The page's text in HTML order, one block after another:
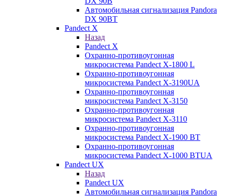
Автомобильная сигнализация Pandora
DX 90BT
Pandect X
Назад
Pandect X
Охранно-противоугонная
микросистема Pandect X-1800 L
Охранно-противоугонная
микросистема Pandect X-3190UA
Охранно-противоугонная
микросистема Pandect X-3150
Охранно-противоугонная
микросистема Pandect X-3110
Охранно-противоугонная
микросистема Pandect X-1900 BT
Охранно-противоугонная
микросистема Pandect X-1000 BTUA
Pandect UX
Назад
Pandect UX
Автомобильная сигнализация Pandora